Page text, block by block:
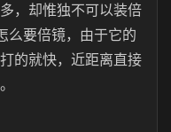
，却惟独不可以装倍
么要倍镜，由于它的
的就快，近距离直接